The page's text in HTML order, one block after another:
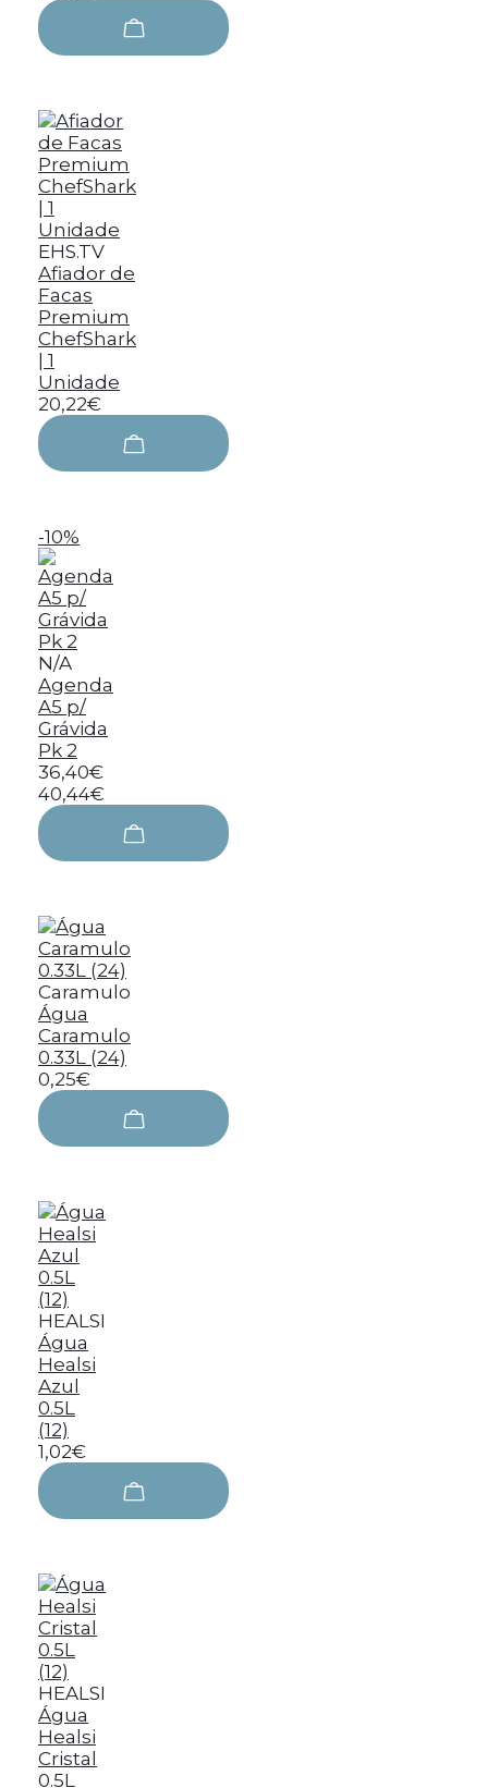
EHS.TV
Afiador de
Facas
Premium
ChefShark
| 1
Unidade
20,22€
-10%
N/A
Agenda
A5 p/
Grávida
Pk 2
36,40€
40,44€
Caramulo
Água
Caramulo
0.33L (24)
0,25€
HEALSI
Água
Healsi
Azul
0.5L
(12)
1,02€
HEALSI
Água
Healsi
Cristal
0.5L